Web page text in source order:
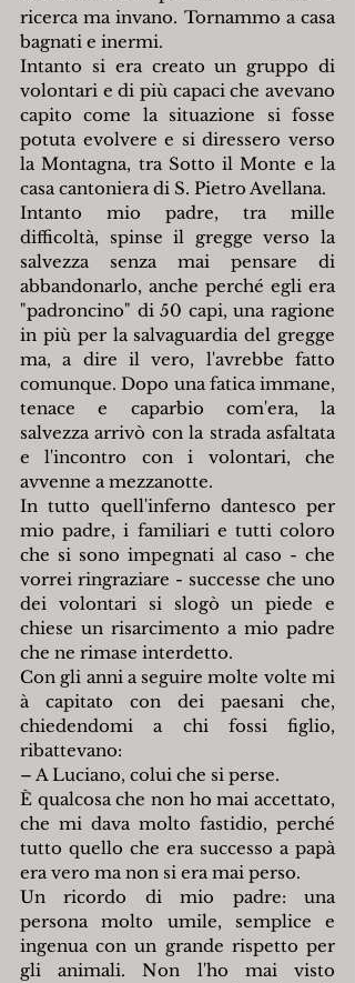
ricerca ma invano. Tornammo a casa
bagnati e inermi.
Intanto si era creato un gruppo di
volontari e di più capaci che avevano
capito come la situazione si fosse
potuta evolvere e si diressero verso
la Montagna, tra Sotto il Monte e la
casa cantoniera di S. Pietro Avellana.
Intanto mio padre, tra mille
difficoltà, spinse il gregge verso la
salvezza senza mai pensare di
abbandonarlo, anche perché egli era
"padroncino" di 50 capi, una ragione
in più per la salvaguardia del gregge
ma, a dire il vero, l'avrebbe fatto
comunque. Dopo una fatica immane,
tenace e caparbio com'era, la
salvezza arrivò con la strada asfaltata
e l'incontro con i volontari, che
avvenne a mezzanotte.
In tutto quell'inferno dantesco per
mio padre, i familiari e tutti coloro
che si sono impegnati al caso - che
vorrei ringraziare - successe che uno
dei volontari si slogò un piede e
chiese un risarcimento a mio padre
che ne rimase interdetto.
Con gli anni a seguire molte volte mi
à capitato con dei paesani che,
chiedendomi a chi fossi figlio,
ribattevano:
– A Luciano, colui che si perse.
È qualcosa che non ho mai accettato,
che mi dava molto fastidio, perché
tutto quello che era successo a papà
era vero ma non si era mai perso.
Un ricordo di mio padre: una
persona molto umile, semplice e
ingenua con un grande rispetto per
gli animali. Non l'ho mai visto